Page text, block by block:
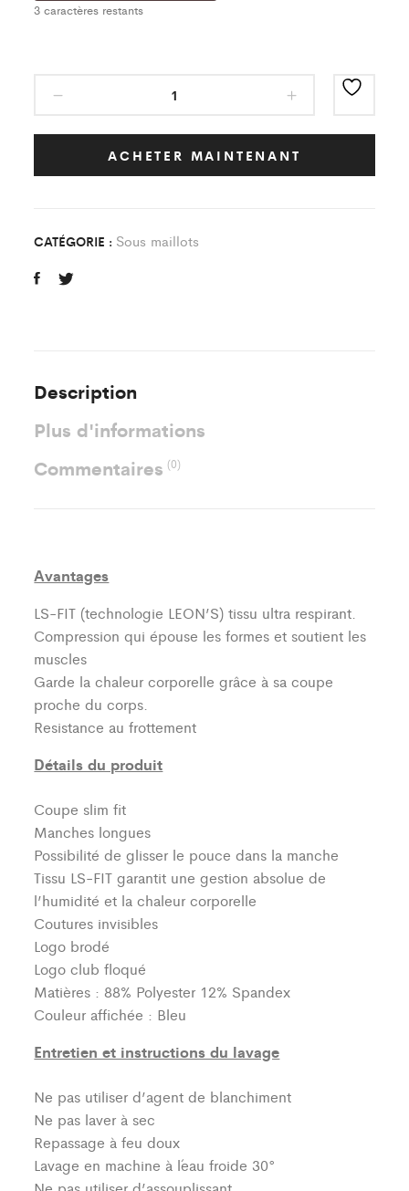
3 caractères restants
Classic
Blanc
Team
quantity
ACHETER MAINTENANT
CATÉGORIE : Sous maillots
Description
Plus d'informations
Commentaires(0)
Avantages
LS-FIT (technologie LEON’S)tissu ultra respirant.
Compression qui épouse les formes et soutient les
muscles
Garde la chaleur corporelle grâce à sa coupe
proche du corps.
Resistance au frottement
Détails du produit
Coupe slim fit
Manches longues
Possibilité de glisser le pouce dans la manche
Tissu LS-FIT garantit une gestion absolue de
l’humidité et la chaleur corporelle
Coutures invisibles
Logo brodé
Logo club floqué
Matières : 88% Polyester 12% Spandex
Couleur affichée : Bleu
Entretien et instructions du lavage
Ne pas utiliser d’agent de blanchiment
Ne pas laver à sec
Repassage à feu doux
Lavage en machine à l´eau froide 30°